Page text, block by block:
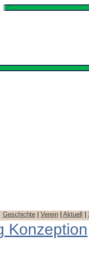
Geschichte| Verein| Aktuell
Konzeption